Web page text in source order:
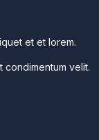
et et lorem.
condimentum velit.